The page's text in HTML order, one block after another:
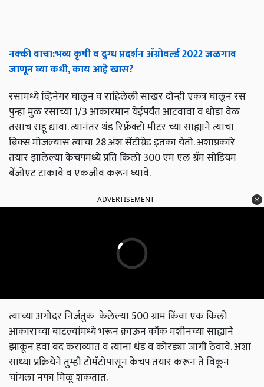
नक्कीवाचा:भव्यकृषीवदुग्धप्रदर्शनअॅग्रोवर्ल्ड2022जळगाव
जाणूनघ्याकधी,कायआहेखास?
रसामध्ये व्हिनेगर घालून व राहिलेली साखर दोन्ही एकत्र घालून रस
पुन्हा मुळ रसाच्या 1/3 आकारमान येईपर्यंत आटवावा व थोडा वेळ
तसाच राहू द्यावा. त्यानंतर थंड रिफ्रॅक्टो मीटर च्या साह्याने त्याचा
ब्रिक्स मोजल्यास त्याचा 28 अंश सेंटीग्रेड इतका येतो. अशाप्रकारे
तयार झालेल्या केचपमध्ये प्रति किलो 300 एम एल ग्रॅम सोडियम
बेंजोएट टाकावे व एकजीव करून घ्यावे.
ADVERTISEMENT
त्याच्या अगोदर निर्जंतुक केलेल्या 500 ग्राम किंवा एक किलो
आकाराच्या बाटल्यांमध्ये भरून क्राऊन कॉक मशीनच्या साह्याने
झाकून हवा बंद कराव्यात व त्यांना थंड व कोरड्या जागी ठेवावे. अशा
साध्या प्रक्रियेने तुम्ही टोमॅटोपासून केचप तयार करून ते विकून
चांगला नफा मिळू शकतात.